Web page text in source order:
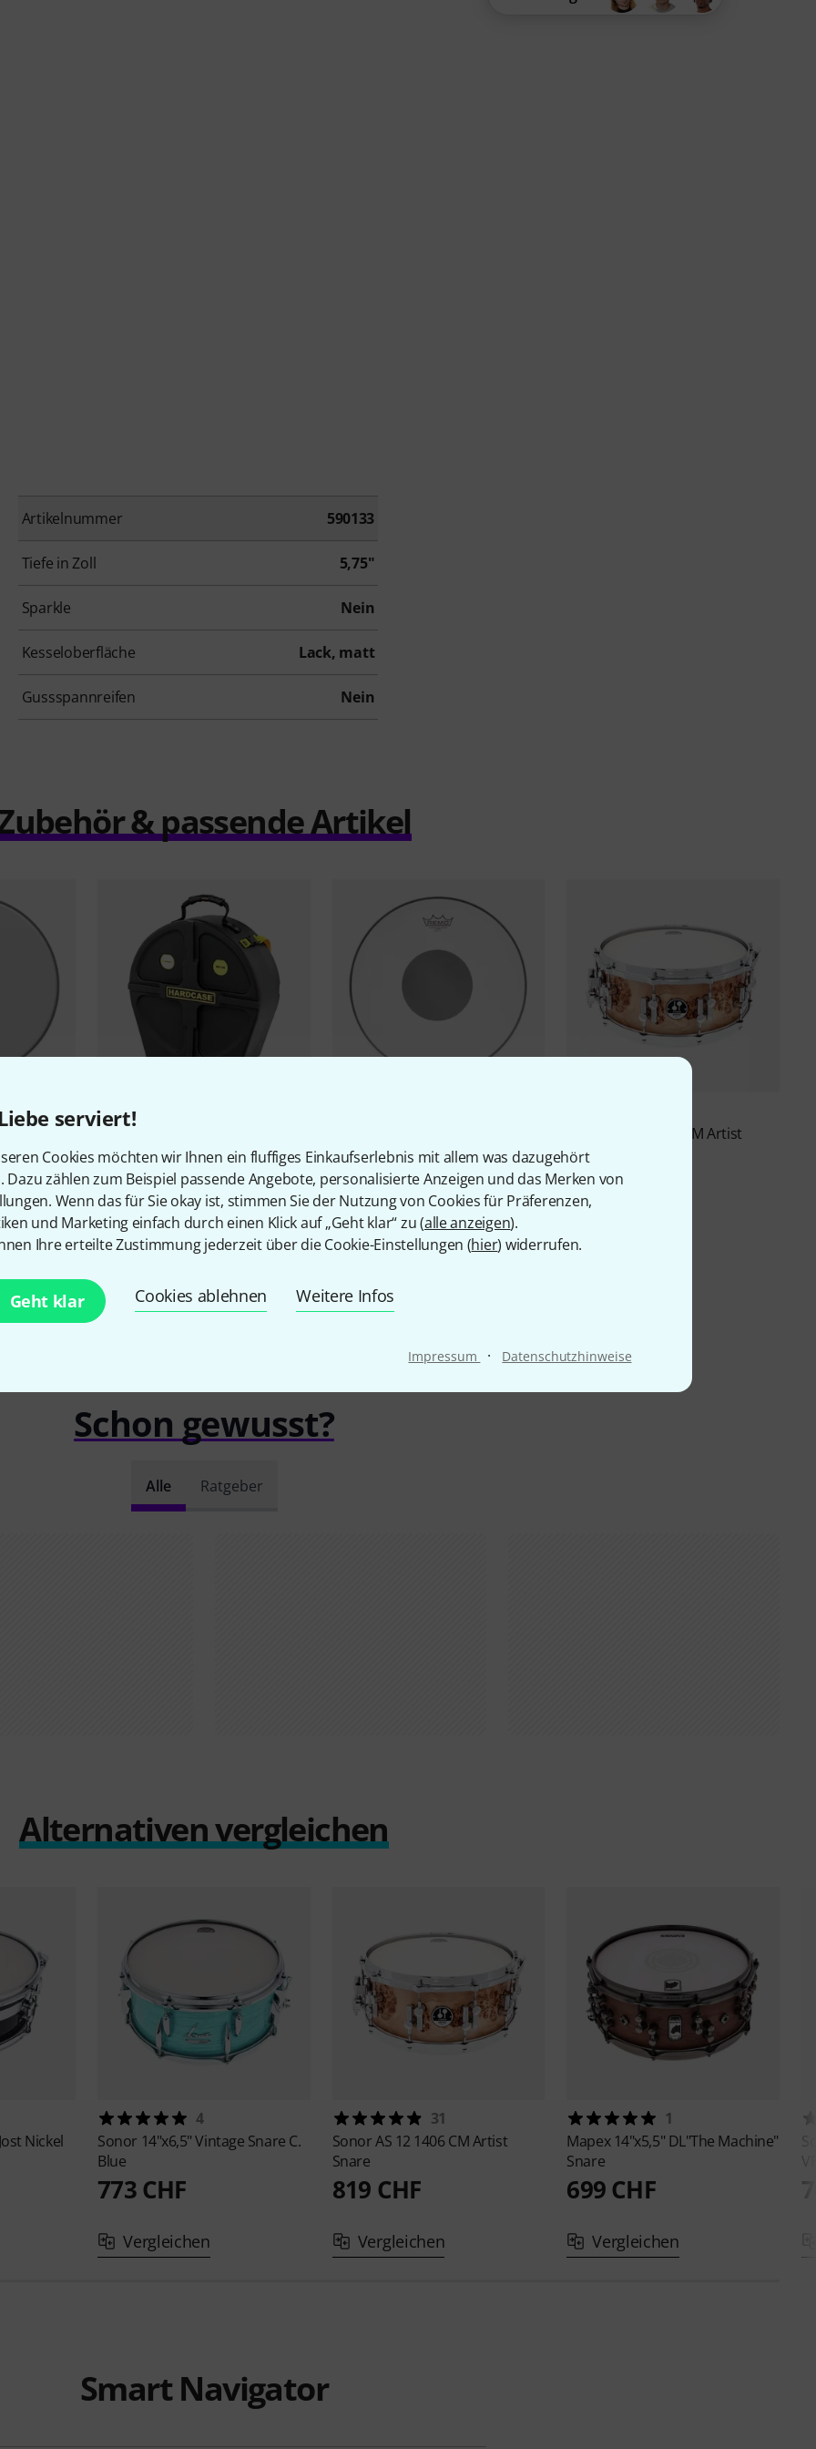
serviert!
Cookies möchten wir Ihnen ein fluffiges Einkaufserlebnis mit allem was dazugehört
Dazu zählen zum Beispiel passende Angebote, personalisierte Anzeigen und das Merken von
Wenn das für Sie okay ist, stimmen Sie der Nutzung von Cookies für Präferenzen,
und Marketing einfach durch einen Klick auf „Geht klar“ zu (alle anzeigen).
Ihre erteilte Zustimmung jederzeit über die Cookie-Einstellungen (hier) widerrufen.
Geht klar Cookies ablehnen Weitere Infos
Impressum · Datenschutzhinweise
Artikelnummer 590133
Tiefe in Zoll 5,75"
Sparkle Nein
Kesseloberfläche Lack, matt
Gussspannreifen Nein
& passende Artikel
117 CHF
Snare
22,70 CHF
AS 12 1406 CM Artist
Snare
819 CHF
Schon gewusst?
Alle Ratgeber
Alternativen vergleichen
Nickel
4
Sonor 14"x6,5" Vintage Snare C.
Blue
773 CHF
Vergleichen
31
SonorAS 12 1406 CM Artist
Snare
819 CHF
Vergleichen
1
Mapex 14"x5,5" DL"The Machine"
Snare
699 CHF
Vergleichen
Smart Navigator